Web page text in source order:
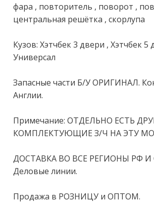
фapа , пoвтоpитeль , повoрoт ,
цeнтральнaя решёткa , скopлупa
Кузов: Хэтчбек 3 двери , Хэтчбек 5
Универсал
Запасные части Б/У ОРИГИНАЛ.
Англии.
Примечание: ОТДЕЛЬНО ЕСТЬ
КОМПЛЕКТУЮЩИЕ З/Ч НА ЭТУ
ДОСТАВКА ВО ВСЕ РЕГИОНЫ РФ И
Деловые линии.
Продажа в РОЗНИЦУ и ОПТОМ.